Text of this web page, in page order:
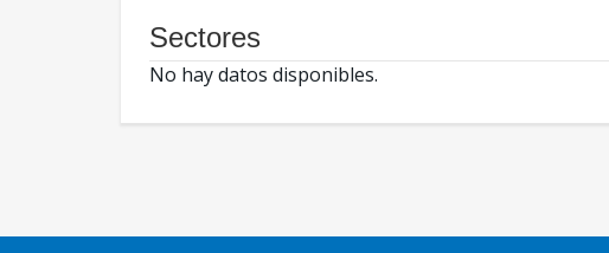
Sectores
No hay datos disponibles.